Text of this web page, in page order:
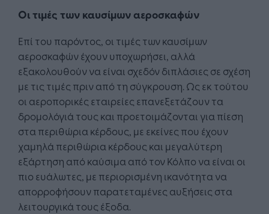
Οι τιμές των καυσίμων αεροσκαφών
Επί του παρόντος, οι τιμές των καυσίμων
αεροσκαφών έχουν υποχωρήσει, αλλά
εξακολουθούν να είναι σχεδόν διπλάσιες σε σχέση
με τις τιμές πριν από τη σύγκρουση. Ως εκ τούτου
οι αεροπορικές εταιρείες επανεξετάζουν τα
δρομολόγιά τους και προετοιμάζονται για πίεση
στα περιθώρια κέρδους, με εκείνες που έχουν
χαμηλά περιθώρια κέρδους και μεγαλύτερη
εξάρτηση από καύσιμα από τον Κόλπο να είναι οι
πιο ευάλωτες, με περιορισμένη ικανότητα να
απορροφήσουν παρατεταμένες αυξήσεις στα
λειτουργικά τους έξοδα.